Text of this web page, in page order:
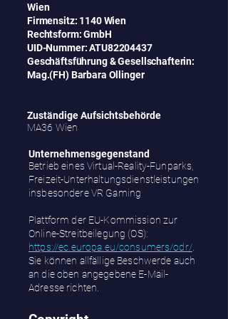
Wien
Firmensitz: 1140 Wien
Rechtsform: GmbH
UID-Nummer: ATU82204437
Geschäftsführung & Gesellschafterin:
Mag.(FH) Barbara Ollinger
Zuständige Aufsichtsbehörde
MA36 Wien
Unternehmensgegenstand
Betrieb eines Virtual-Reality-Funparks,
Freizeit-Unterhaltungsdienstleistungen
insbesondere VR Gaming
Plattform der EU-Kommission zur
Online-Streitbeilegung (OS):
https://ec.europa.eu/consumers/odr/.
Sie können allfällige Beschwerde auch
an die oben angegebene E-Mail-
Adresse richten.